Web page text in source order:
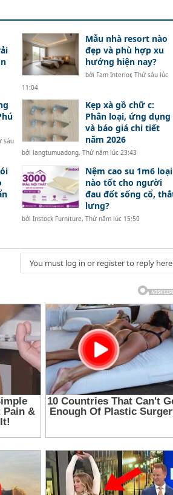
Mẫu nhà resort nào
đẹp và phù hợp xu
hướng hiện nay?
bởi Fam Interior, Thứ sáu lúc
11:04
sáu
Kẹp xà gồ chữ c:
Phân loại, ứng dụng
và báo giá chi tiết
năm 2026
bởi langtumuadong, Thứ năm lúc 23:43
Nệm cao su 1m6 loại
nào tốt cho người
đau đốt sống cổ,
lưng?
bởi Instock Furniture, Thứ năm lúc 15:50
You must log in or register to reply